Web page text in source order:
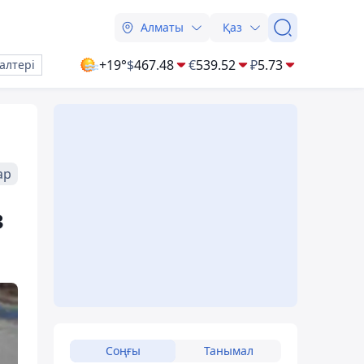
Алматы Қаз
+19°$467.48 €539.52 ₽5.73
Соңғы Танымал